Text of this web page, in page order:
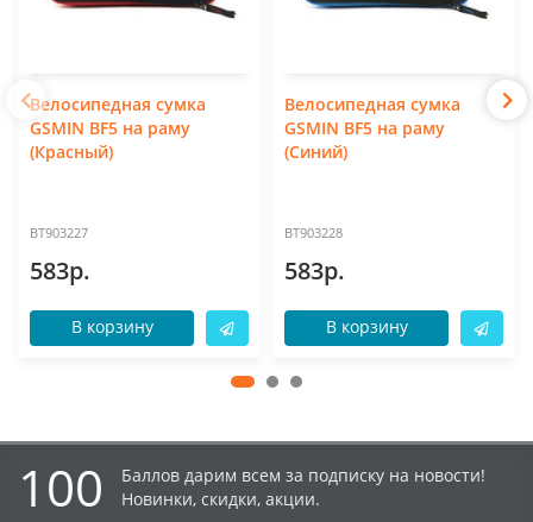
Велосипедная сумка
GSMIN BF5 на раму
(Красный)
BT903227
583р.
В корзину
Велосипедная сумка
GSMIN BF5 на раму
(Синий)
BT903228
583р.
В корзину
100
Баллов дарим всем за подписку на новости!
Новинки, скидки, акции.